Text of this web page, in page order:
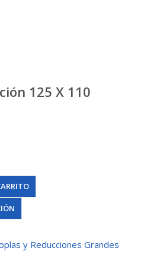
125 X 110
y Reducciones Grandes